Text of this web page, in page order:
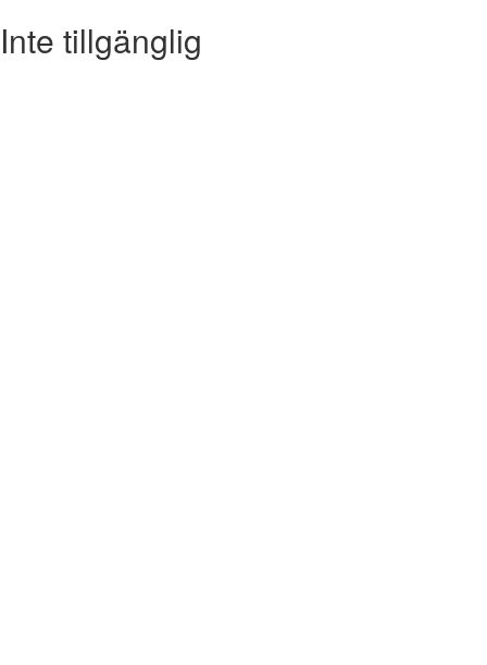
Inte tillgänglig